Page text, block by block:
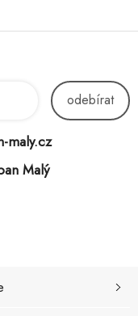
odebírat
maly.cz
Malý